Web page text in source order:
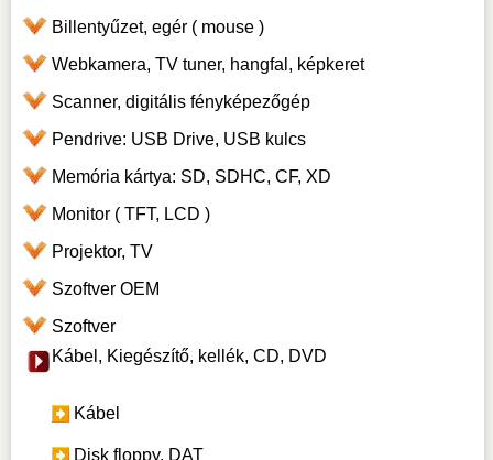
Billentyűzet, egér ( mouse )
Webkamera, TV tuner, hangfal, képkeret
Scanner, digitális fényképezőgép
Pendrive: USB Drive, USB kulcs
Memória kártya: SD, SDHC, CF, XD
Monitor ( TFT, LCD )
Projektor, TV
Szoftver OEM
Szoftver
Kábel, Kiegészítő, kellék, CD, DVD
Kábel
Disk floppy, DAT